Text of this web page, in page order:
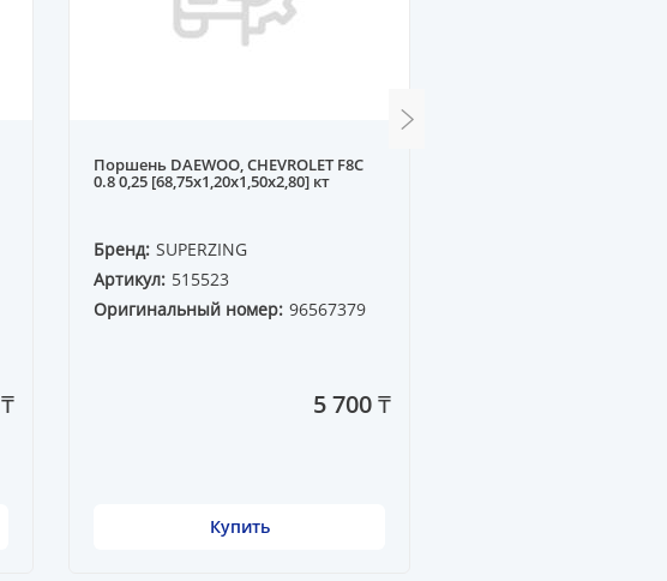
Поршень DAEWOO, CHEVROLET F8C
0.8 0,25 [68,75x1,20x1,50x2,80] кт
Бренд: SUPERZING
Артикул: 515523
Оригинальный номер: 96567379
5 700 ₸
Купить